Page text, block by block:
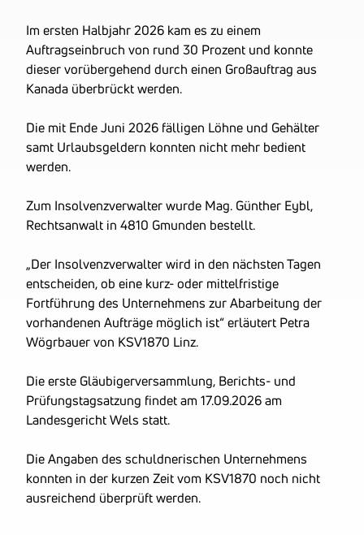
Im ersten Halbjahr 2026 kam es zu einem
Auftragseinbruch von rund 30 Prozent und konnte
dieser vorübergehend durch einen Großauftrag aus
Kanada überbrückt werden.
Die mit Ende Juni 2026 fälligen Löhne und Gehälter
samt Urlaubsgeldern konnten nicht mehr bedient
werden.
Zum Insolvenzverwalter wurde Mag. Günther Eybl,
Rechtsanwalt in 4810 Gmunden bestellt.
„Der Insolvenzverwalter wird in den nächsten Tagen
entscheiden, ob eine kurz- oder mittelfristige
Fortführung des Unternehmens zur Abarbeitung der
vorhandenen Aufträge möglich ist“ erläutert Petra
Wögrbauer von KSV1870 Linz.
Die erste Gläubigerversammlung, Berichts- und
Prüfungstagsatzung findet am 17.09.2026 am
Landesgericht Wels statt.
Die Angaben des schuldnerischen Unternehmens
konnten in der kurzen Zeit vom KSV1870 noch nicht
ausreichend überprüft werden.